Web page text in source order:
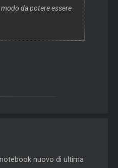
da potere essere
nuovo di ultima